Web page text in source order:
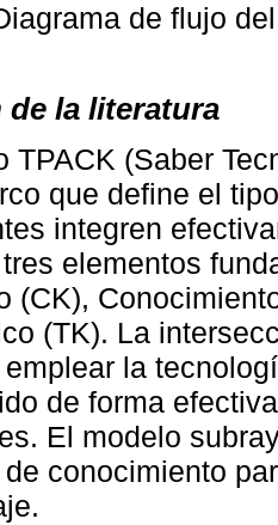
de flujo
de la literatura
TPACK (Saber
que define el
integren
elementos
(CK),
(TK). La
la
de forma
El modelo
conocimiento